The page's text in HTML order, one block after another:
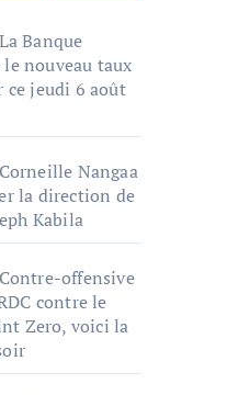
Banque
nouveau taux
jeudi 6 août
Nangaa
la direction de
Kabila
offensive
contre le
Zero, voici la